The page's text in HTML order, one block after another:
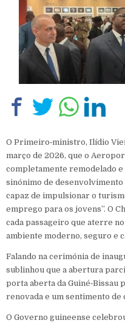
O Primeiro‑ministro, Ilídio
março de 2026, que o
completamente remodelado
sinónimo de desenvolvimento
capaz de impulsionar o
emprego para os jovens”. O
cada passageiro que aterre
ambiente moderno, seguro e
Falando na cerimónia de
sublinhou que a abertura
porta aberta da Guiné‑Bissau
renovada e um sentimento de
O Governo guineense